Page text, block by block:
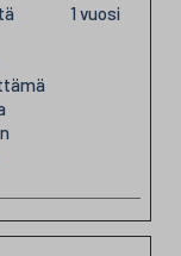
1 vuosi